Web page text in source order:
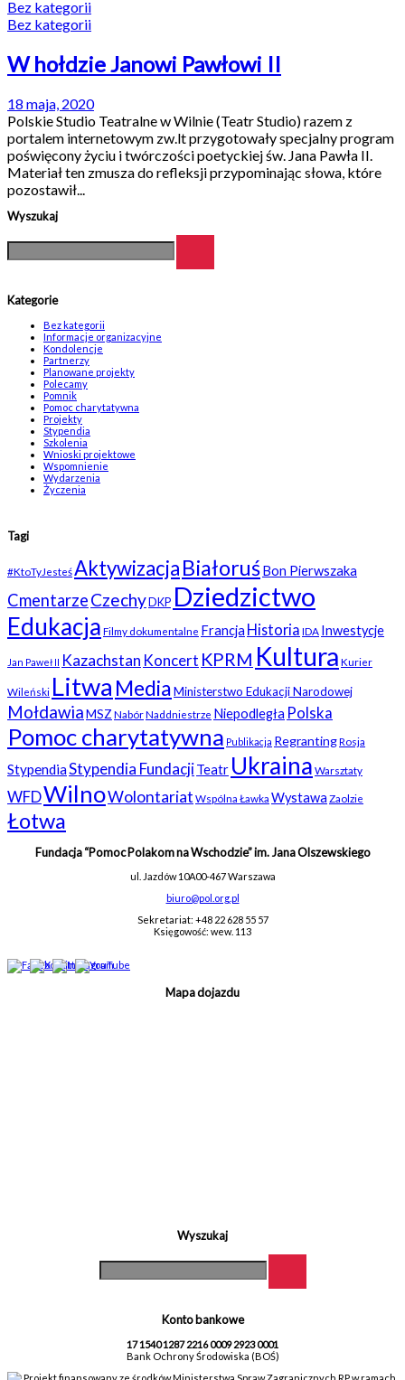
Bez kategorii
Bez kategorii
W hołdzie Janowi Pawłowi II
18 maja, 2020
Polskie Studio Teatralne w Wilnie (Teatr Studio) razem z
portalem internetowym zw.lt przygotowały specjalny program
poświęcony życiu i twórczości poetyckiej św. Jana Pawła II.
Materiał ten zmusza do refleksji przypominając słowa, które
pozostawił...
Wyszukaj
Kategorie
Bez kategorii
Informacje organizacyjne
Kondolencje
Partnerzy
Planowane projekty
Polecamy
Pomnik
Pomoc charytatywna
Projekty
Stypendia
Szkolenia
Wnioski projektowe
Wspomnienie
Wydarzenia
Życzenia
Tagi
#KtoTyJesteśAktywizacjaBiałoruśBon Pierwszaka
CmentarzeCzechyDKP Dziedzictwo
Edukacja Filmy dokumentalne Francja Historia IDA Inwestycje
Jan Paweł II Kazachstan Koncert KPRM Kultura Kurier
Wileński Litwa MediaMinisterstwo Edukacji Narodowej
MołdawiaMSZ NabórNaddniestrze Niepodległa Polska
Pomoc charytatywna Publikacja RegrantingRosja
StypendiaStypendia FundacjiTeatr Ukraina Warsztaty
WFDWilnoWolontariat Wspólna Ławka Wystawa Zaolzie
Łotwa
Fundacja “Pomoc Polakom na Wschodzie” im. Jana Olszewskiego
ul. Jazdów 10A00-467 Warszawa
biuro@pol.org.pl
Sekretariat: +48 22 628 55 57
Księgowość: wew. 113
Mapa dojazdu
Wyszukaj
Konto bankowe
17 1540 1287 2216 0009 2923 0001
Bank Ochrony Środowiska (BOŚ)
Projekt finansowany ze środków Ministerstwa Spraw Zagranicznych RP w ramach